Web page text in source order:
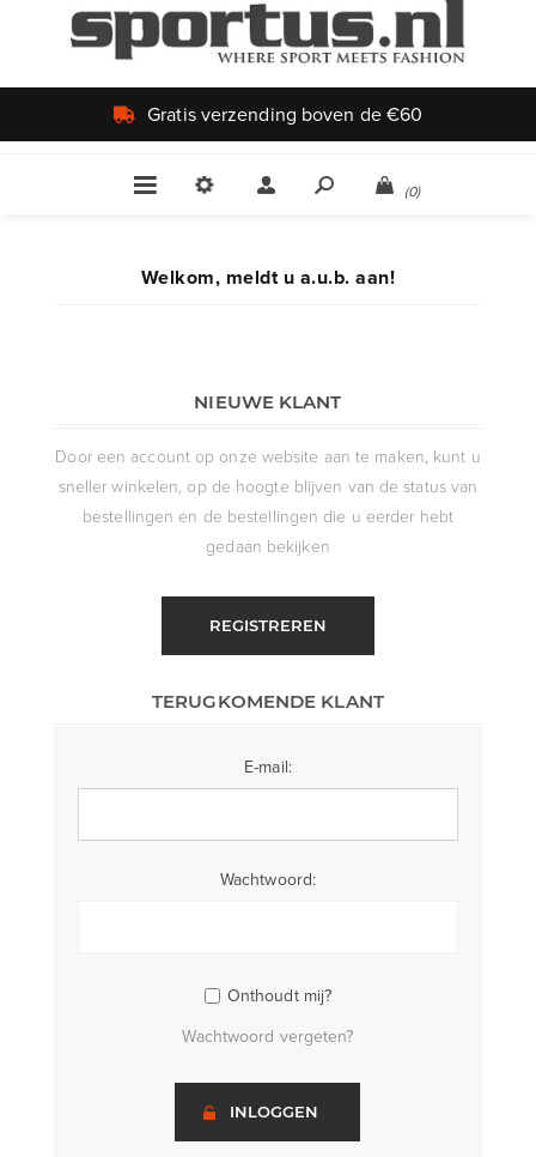
Gratis verzending boven de €60
(0)
Welkom, meldt u a.u.b. aan!
NIEUWE KLANT
Door een account op onze website aan te maken, kunt u
sneller winkelen, op de hoogte blijven van de status van
bestellingen en de bestellingen die u eerder hebt
gedaan bekijken
REGISTREREN
TERUGKOMENDE KLANT
E-mail:
Wachtwoord:
Onthoudt mij?
Wachtwoord vergeten?
INLOGGEN